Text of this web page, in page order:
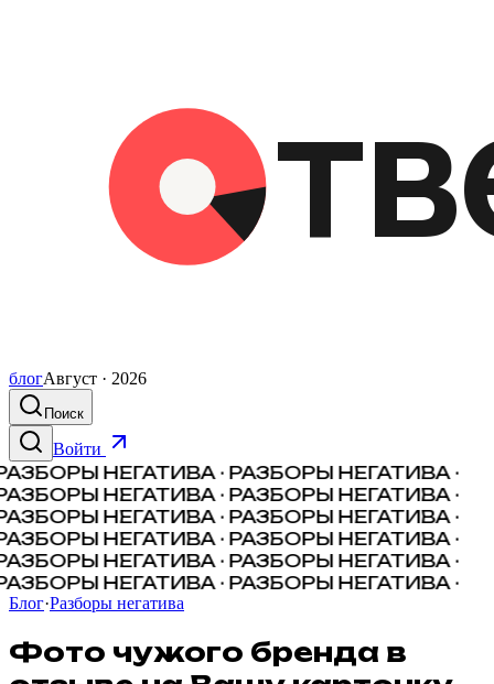
блогАвгуст · 2026
Поиск
Войти
НЕГАТИВА · РАЗБОРЫ НЕГАТИВА ·
НЕГАТИВА · РАЗБОРЫ НЕГАТИВА ·
НЕГАТИВА · РАЗБОРЫ НЕГАТИВА ·
НЕГАТИВА · РАЗБОРЫ НЕГАТИВА ·
НЕГАТИВА · РАЗБОРЫ НЕГАТИВА ·
НЕГАТИВА · РАЗБОРЫ НЕГАТИВА ·
Блог·Разборы негатива
Фото чужого бренда в